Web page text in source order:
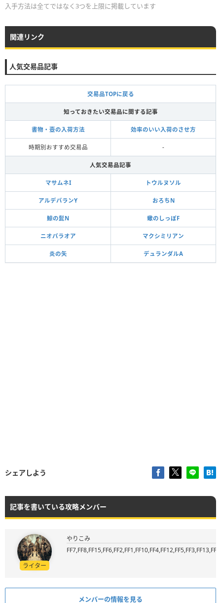
入手方法は全てではなく3つを上限に掲載しています
関連リンク
人気交易品記事
交易品TOPに戻る
知っておきたい交易品に関する記事
書物・壺の入荷方法 効率のいい入荷のさせ方
時期別おすすめ交易品 -
人気交易品記事
マサムネI トウルヌソル
アルデバランY おろちN
鯨の髭N 蠍のしっぽF
ニオパラオア マクシミリアン
炎の矢 デュランダルA
シェアしよう
記事を書いている攻略メンバー
ライター
やりこみ
FF7,FF8,FF15,FF6,FF2,FF1,FF10,FF4,FF12,FF5,FF3,FF13,FF9
メンバーの情報を見る